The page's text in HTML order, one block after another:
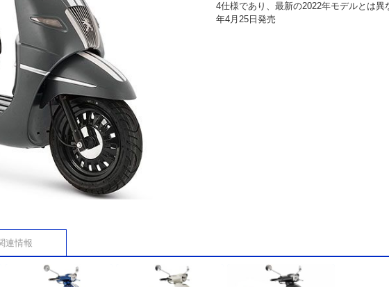
4仕様であり、最新の2022年モデルとは
年4月25日発売
連情報